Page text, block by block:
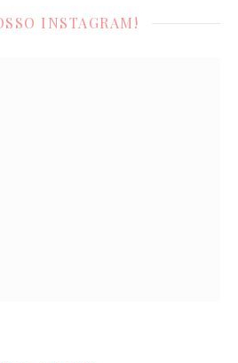
INSTAGRAM!